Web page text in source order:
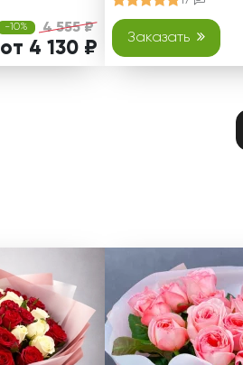
-10% 4 555 ₽
от 4 130 ₽
Заказать